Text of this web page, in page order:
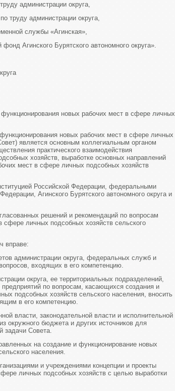
администрации округа,
труду администрации округа,
службы «Агинская»,
Агинского Бурятского автономного округа».
новых рабочих мест в сфере личных
новых рабочих мест в сфере личных
является основным коллегиальным органом
практического взаимодействия
хозяйств, выработке основных направлений
мест в сфере личных подсобных хозяйств
Российской Федерации, федеральными
Агинского Бурятского автономного округа и
решений и рекомендаций по вопросам
личных подсобных хозяйств сельского
вправе:
администрации округа, федеральных служб и
входящих в его компетенцию.
округа, ее территориальных подразделений,
по вопросам, касающихся создания и
подсобных хозяйств сельского населения, вносить
в его компетенцию.
власти, законодательной власти и исполнительной
окружного бюджета и других источников для
задачи Совета.
на создание и функционирование новых
населения.
и учреждениями концепции и проекты
личных подсобных хозяйств с целью выработки